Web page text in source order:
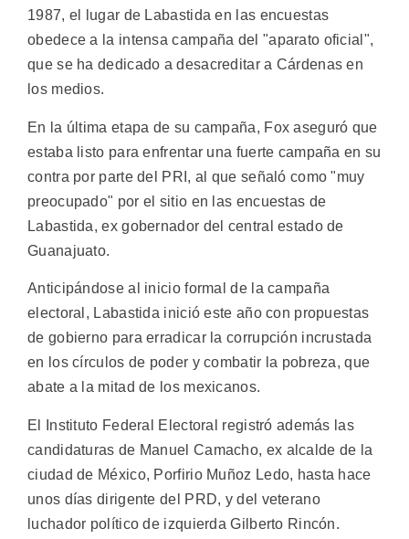
1987, el lugar de Labastida en las encuestas
obedece a la intensa campaña del "aparato oficial",
que se ha dedicado a desacreditar a Cárdenas en
los medios.
En la última etapa de su campaña, Fox aseguró que
estaba listo para enfrentar una fuerte campaña en su
contra por parte del PRI, al que señaló como "muy
preocupado" por el sitio en las encuestas de
Labastida, ex gobernador del central estado de
Guanajuato.
Anticipándose al inicio formal de la campaña
electoral, Labastida inició este año con propuestas
de gobierno para erradicar la corrupción incrustada
en los círculos de poder y combatir la pobreza, que
abate a la mitad de los mexicanos.
El Instituto Federal Electoral registró además las
candidaturas de Manuel Camacho, ex alcalde de la
ciudad de México, Porfirio Muñoz Ledo, hasta hace
unos días dirigente del PRD, y del veterano
luchador político de izquierda Gilberto Rincón.